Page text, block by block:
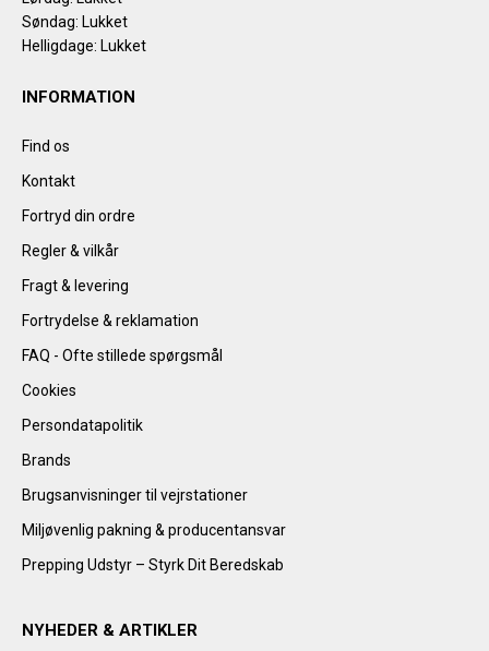
Søndag: Lukket
Helligdage: Lukket
INFORMATION
Find os
Kontakt
Fortryd din ordre
Regler & vilkår
Fragt & levering
Fortrydelse & reklamation
FAQ - Ofte stillede spørgsmål
Cookies
Persondatapolitik
Brands
Brugsanvisninger til vejrstationer
Miljøvenlig pakning & producentansvar
Prepping Udstyr – Styrk Dit Beredskab
NYHEDER & ARTIKLER